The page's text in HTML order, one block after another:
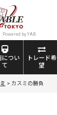
につい
て
トレード希
望
> カスミの勝負